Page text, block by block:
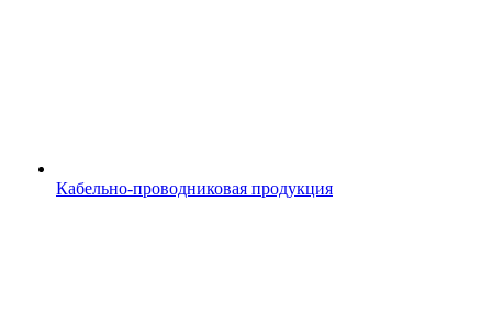
Кабельно-проводниковая продукция